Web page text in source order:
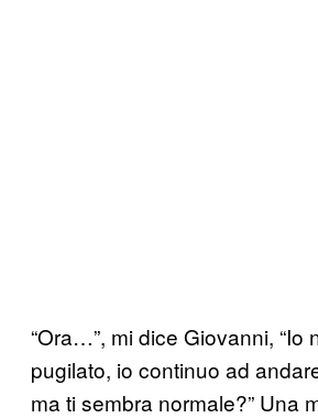
“Ora…”, mi dice Giovanni, “Io
pugilato, io continuo ad
ma ti sembra normale?” Una